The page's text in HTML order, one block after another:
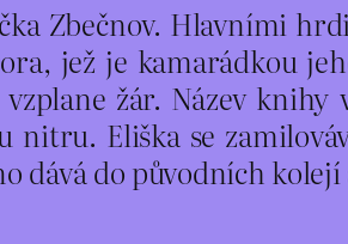
Zbečnov. Hlavními
jež je kamarádkou
žár. Název
Eliška se
dává do původních